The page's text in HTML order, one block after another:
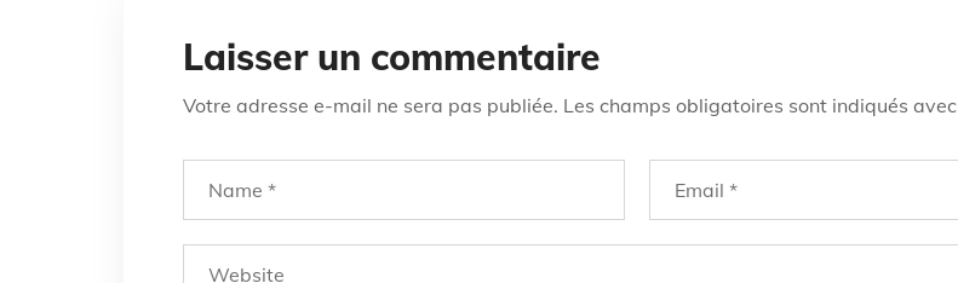
Laisser un commentaire
Votre adresse e-mail ne sera pas publiée. Les champs obligatoires sont indiqués avec